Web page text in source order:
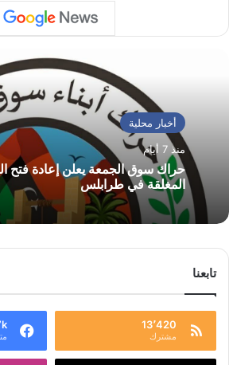
أخبار محلية
منذ 7 أيام
حراك سوق الجمعة يعلن إعادة فتح
المغلقة في طرابلس
تابعنا
13٬420
مشترك